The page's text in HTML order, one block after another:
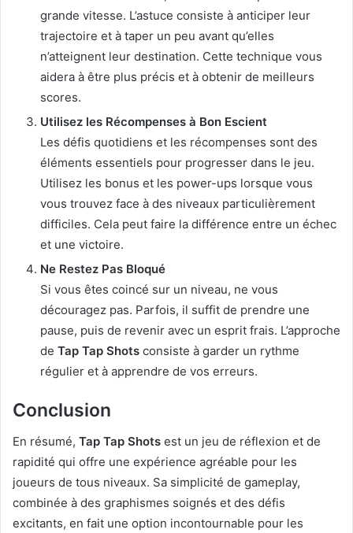
grande vitesse. L’astuce consiste à anticiper leur
trajectoire et à taper un peu avant qu’elles
n’atteignent leur destination. Cette technique vous
aidera à être plus précis et à obtenir de meilleurs
scores.
Utilisez les Récompenses à Bon Escient
Les défis quotidiens et les récompenses sont des
éléments essentiels pour progresser dans le jeu.
Utilisez les bonus et les power-ups lorsque vous
vous trouvez face à des niveaux particulièrement
difficiles. Cela peut faire la différence entre un échec
et une victoire.
Ne Restez Pas Bloqué
Si vous êtes coincé sur un niveau, ne vous
découragez pas. Parfois, il suffit de prendre une
pause, puis de revenir avec un esprit frais. L’approche
de Tap Tap Shots consiste à garder un rythme
régulier et à apprendre de vos erreurs.
Conclusion
En résumé, Tap Tap Shots est un jeu de réflexion et de
rapidité qui offre une expérience agréable pour les
joueurs de tous niveaux. Sa simplicité de gameplay,
combinée à des graphismes soignés et des défis
excitants, en fait une option incontournable pour les